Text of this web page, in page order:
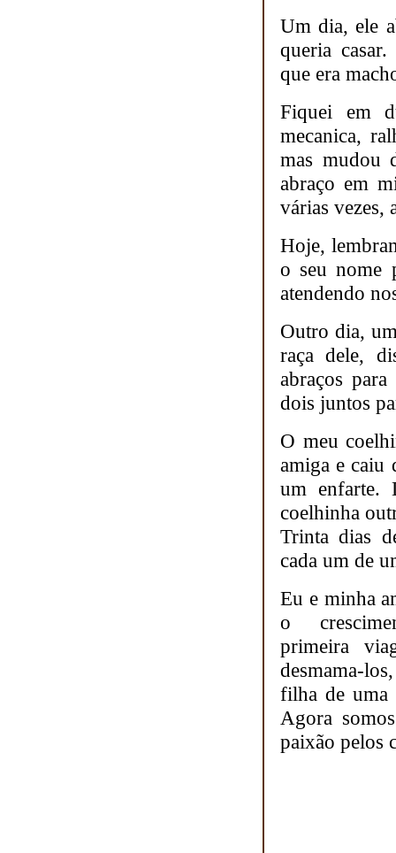
Um dia, ele
queria
que era
Fiquei em
mecanica,
mas mudou
abraço em
várias vezes,
Hoje,
o seu nome
atendendo
Outro dia,
raça dele,
abraços
dois juntos
O meu
amiga e caiu
um enfarte.
coelhinha
Trinta dias
cada um de
Eu e minha
o
primeira
desmama-
filha de uma
Agora
paixão pelos